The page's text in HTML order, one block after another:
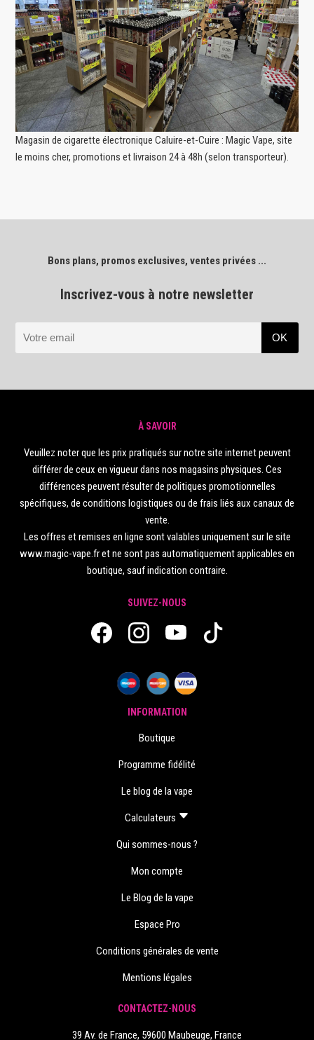
Magasin de cigarette électronique Caluire-et-Cuire : Magic Vape, site
le moins cher, promotions et livraison 24 à 48h (selon transporteur).
Bons plans, promos exclusives, ventes privées ...
Inscrivez-vous à notre newsletter
À SAVOIR
Veuillez noter que les prix pratiqués sur notre site internet peuvent
différer de ceux en vigueur dans nos magasins physiques. Ces
différences peuvent résulter de politiques promotionnelles
spécifiques, de conditions logistiques ou de frais liés aux canaux de
vente.
Les offres et remises en ligne sont valables uniquement sur le site
www.magic-vape.fr et ne sont pas automatiquement applicables en
boutique, sauf indication contraire.
SUIVEZ-NOUS
INFORMATION
Boutique
Programme fidélité
Le blog de la vape
Calculateurs
Qui sommes-nous ?
Mon compte
Le Blog de la vape
Espace Pro
Conditions générales de vente
Mentions légales
CONTACTEZ-NOUS
39 Av. de France, 59600 Maubeuge, France